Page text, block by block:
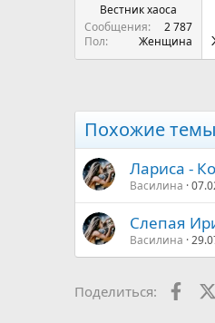
а
Вестник хаоса
Сообщения
2 787
Пол
Женщина
Похожие темы
Лариса -
Василина
Слепая
Василина
Поделиться: